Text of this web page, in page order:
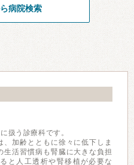
病院検索
扱う診療科です。
加齢とともに徐々に低下しま
活習慣病も腎臓に大きな負担
と人工透析や腎移植が必要な